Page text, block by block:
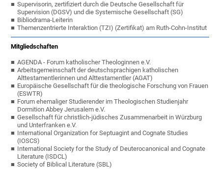
Supervisorin, zertifiziert durch die Deutsche Gesellschaft für
Supervision (DGSV) und die Systemische Gesellschaft (SG)
Bibliodrama-Leiterin
Themenzentrierte Interaktion (TZI) (Zertifikat) am Ruth-Cohn-Institut
Mitgliedschaften
AGENDA - Forum katholischer Theologinnen e.V.
Arbeitsgemeinschaft der deutschsprachigen katholischen
Alttestamentlerinnen und Alttestamentler (AGAT)
Europäische Gesellschaft für die theologische Forschung von Frauen
(ESWTR)
Forum ehemaliger Studierender im Theologischen Studienjahr
Dormition Abbey Jerusalem e.V.
Gesellschaft für christlich-jüdisches Zusammenarbeit in Würzburg
und Unterfranken e.V.
International Organization for Septuagint and Cognate Studies
(IOSCS)
International Society for the Study of Deuterocanonical and Cognate
Literature (ISDCL)
Society of Biblical Literature (SBL)